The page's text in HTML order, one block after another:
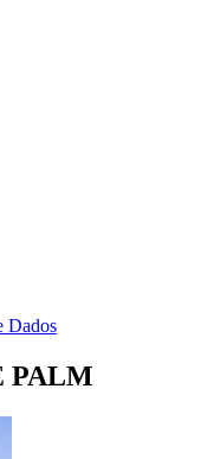
Dados
PALM